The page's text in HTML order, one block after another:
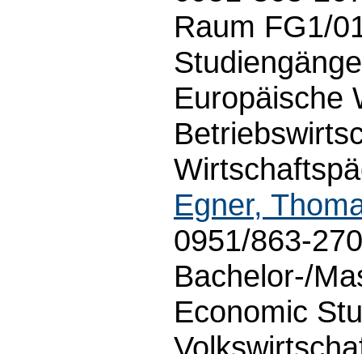
Raum FG1/
Europäische
Egner,
0951/863-
Bachelor-/
Economic